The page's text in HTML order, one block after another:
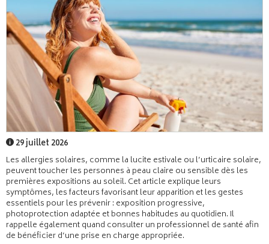
29 juillet 2026
Les allergies solaires, comme la lucite estivale ou l’urticaire solaire,
peuvent toucher les personnes à peau claire ou sensible dès les
premières expositions au soleil. Cet article explique leurs
symptômes, les facteurs favorisant leur apparition et les gestes
essentiels pour les prévenir : exposition progressive,
photoprotection adaptée et bonnes habitudes au quotidien. Il
rappelle également quand consulter un professionnel de santé afin
de bénéficier d’une prise en charge appropriée.